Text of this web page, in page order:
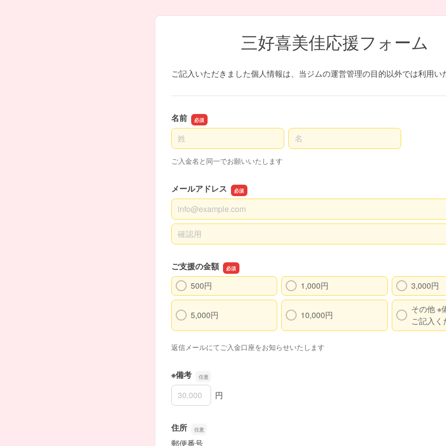
三好喜美佳応援フォーム
ご記入いただきました個人情報は、当ジムの運営管理の目的以外では利用い
名前
名前の姓
名前の名
ご入金名と同一でお願いいたします
メールアドレス
メールアドレス
メールアドレスの確認用
ご支援の金額
500円
1,000円 3,000円
5,000円 10,000円
その他 ※
ご記入く
返信メールにてご入金口座をお知らせいたします
※備考
※備考
円
住所
郵便番号